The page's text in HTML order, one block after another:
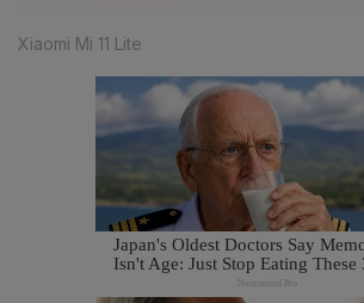
Xiaomi Mi 11 Lite